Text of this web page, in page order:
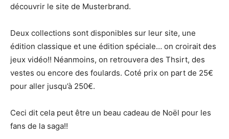
découvrir le site de Musterbrand.
Deux collections sont disponibles sur leur site, une
édition classique et une édition spéciale… on croirait des
jeux vidéo!! Néanmoins, on retrouvera des Thsirt, des
vestes ou encore des foulards. Coté prix on part de 25€
pour aller jusqu’à 250€.
Ceci dit cela peut être un beau cadeau de Noël pour les
fans de la saga!!